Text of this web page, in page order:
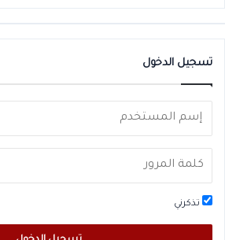
تسجيل الدخول
تذكرني